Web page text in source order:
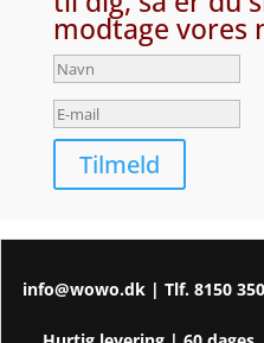
modtage vores
Tilmeld
info@wowo.dk| Tlf. 8150